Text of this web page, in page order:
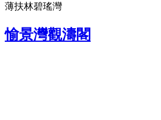
薄扶林碧瑤灣
愉景灣觀濤閣